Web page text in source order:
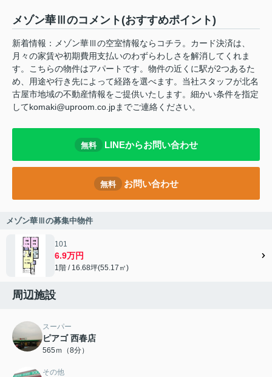
メゾン華Ⅲのコメント(おすすめポイント)
新着情報：メゾン華Ⅲの空室情報ならコチラ。カード決済は、
月々の家賃や初期費用支払いのわずらわしさを解消してくれま
す。こちらの物件はアパートです。物件の近くに駅が2つあるた
め、用途や行き先によって経路を選べます。当社スタッフが北名
古屋市地域の不動産情報をご提供いたします。細かい条件を指定
してkomaki@uproom.co.jpまでご連絡ください。
無料 LINEからお問い合わせ
無料 お問い合わせ
メゾン華Ⅲの募集中物件
101
6.9万円
1階 / 16.68坪(55.17㎡)
周辺施設
スーパー
ピアゴ 西春店
565ｍ（8分）
その他